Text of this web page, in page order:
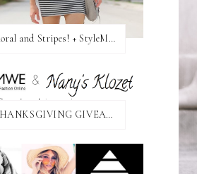
Floral and Stripes! + StyleMint GIVEAWAY!
THANKSGIVING GIVEAWAY!